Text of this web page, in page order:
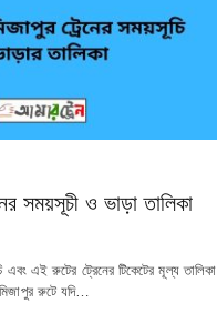
সময়সূচী ও ভাড়া তালিকা
এবং এই রুটের ট্রেনের টিকেটের মূল্য তালিকা
রুটে যদি…